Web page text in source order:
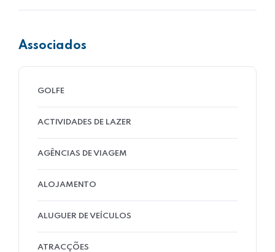
Associados
GOLFE
ACTIVIDADES DE LAZER
AGÊNCIAS DE VIAGEM
ALOJAMENTO
ALUGUER DE VEÍCULOS
ATRACÇÕES